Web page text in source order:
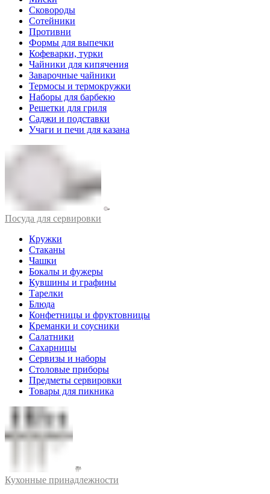
Сковороды
Сотейники
Противни
Формы для выпечки
Кофеварки, турки
Чайники для кипячения
Заварочные чайники
Термосы и термокружки
Наборы для барбекю
Решетки для гриля
Саджи и подставки
Учаги и печи для казана
Посуда для сервировки
Кружки
Стаканы
Чашки
Бокалы и фужеры
Кувшины и графины
Тарелки
Блюда
Конфетницы и фруктовницы
Креманки и соусники
Салатники
Сахарницы
Сервизы и наборы
Столовые приборы
Предметы сервировки
Товары для пикника
Кухонные принадлежности